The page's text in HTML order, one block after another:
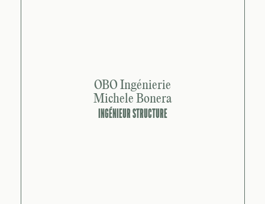
OBO Ingénierie
Michele Bonera
INGÉNIEUR STRUCTURE